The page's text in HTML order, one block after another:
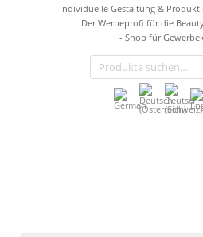
Individuelle Gestaltung &
Der Werbeprofi für die
- Shop für